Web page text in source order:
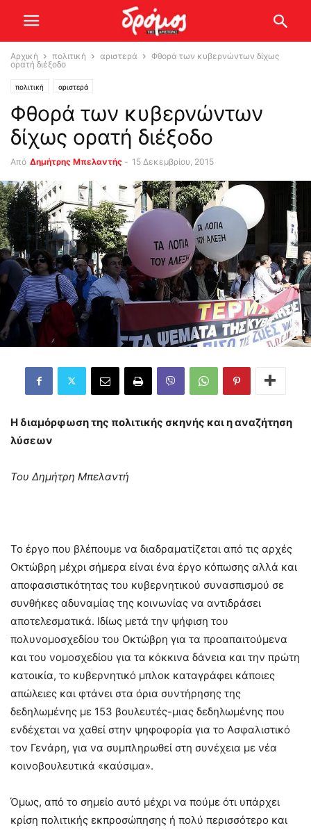
Αρχική πολιτική αριστερά
Φθορά των κυβερνώντων δίχως
ορατή διέξοδο
πολιτική αριστερά
Φθορά των κυβερνώντων
δίχως ορατή διέξοδο
Από Δημήτρης Μπελαντής - 15 Δεκεμβρίου, 2015
Η διαμόρφωση της πολιτικής σκηνής και η αναζήτηση
λύσεων
Του Δημήτρη Μπελαντή
Το έργο που βλέπουμε να διαδραματίζεται από τις αρχές
Οκτώβρη μέχρι σήμερα είναι ένα έργο κόπωσης αλλά και
αποφασιστικότητας του κυβερνητικού συνασπισμού σε
συνθήκες αδυναμίας της κοινωνίας να αντιδράσει
αποτελεσματικά. Ιδίως μετά την ψήφιση του
πολυνομοσχεδίου του Οκτώβρη για τα προαπαιτούμενα
και του νομοσχεδίου για τα κόκκινα δάνεια και την πρώτη
κατοικία, το κυβερνητικό μπλοκ καταγράφει κάποιες
απώλειες και φτάνει στα όρια συντήρησης της
δεδηλωμένης με 153 βουλευτές-μιας δεδηλωμένης που
ενδέχεται να χαθεί στην ψηφοφορία για το Aσφαλιστικό
τον Γενάρη, για να συμπληρωθεί στη συνέχεια με νέα
κοινοβουλευτικά «καύσιμα».
Όμως, από το σημείο αυτό μέχρι να πούμε ότι υπάρχει
κρίση πολιτικής εκπροσώπησης ή πολύ περισσότερο και